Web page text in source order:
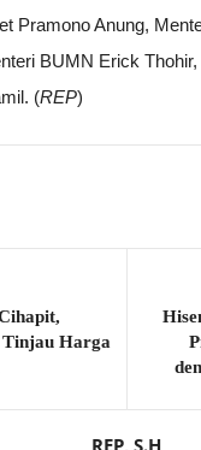
Pramono Anung,
BUMN Erick
(REP)
Tinjau Harga
REP, S.H